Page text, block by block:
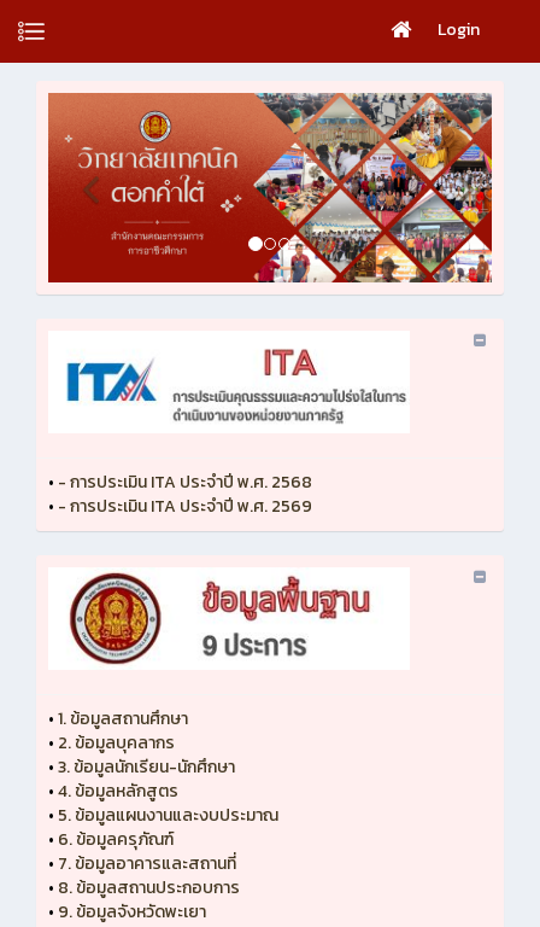
Login
• - การประเมิน ITA ประจำปี พ.ศ. 2568
• - การประเมิน ITA ประจำปี พ.ศ. 2569
•1. ข้อมูลสถานศึกษา
• 2. ข้อมูลบุคลากร
•3. ข้อมูลนักเรียน-นักศึกษา
•4. ข้อมูลหลักสูตร
• 5. ข้อมูลแผนงานและงบประมาณ
• 6. ข้อมูลครุภัณฑ์
• 7. ข้อมูลอาคารและสถานที่
• 8. ข้อมูลสถานประกอบการ
• 9. ข้อมูลจังหวัดพะเยา